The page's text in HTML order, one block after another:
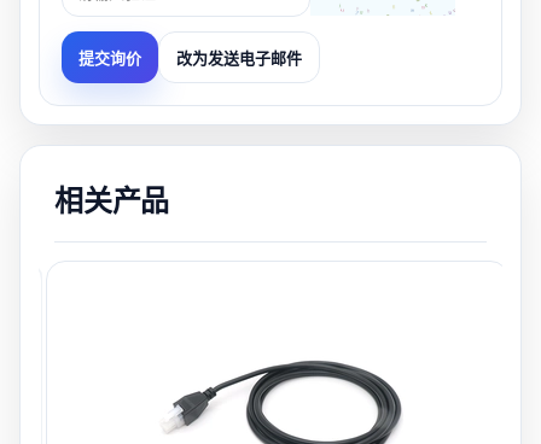
提交询价 改为发送电子邮件
相关产品